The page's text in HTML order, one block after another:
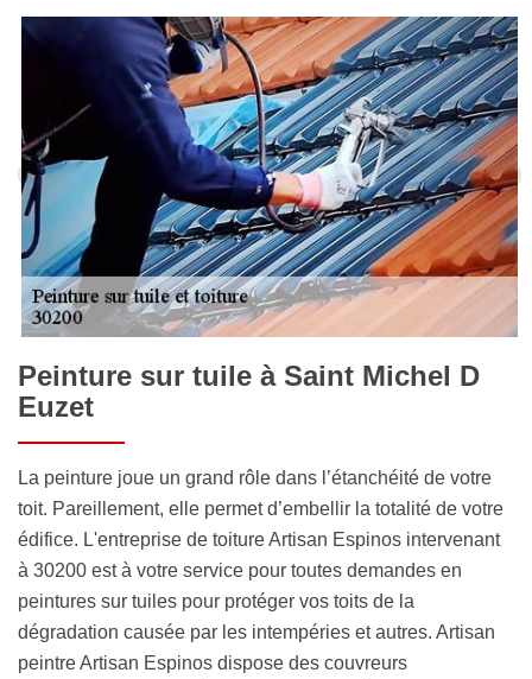
Peinture sur tuile à Saint Michel D
Euzet
La peinture joue un grand rôle dans l’étanchéité de votre
toit. Pareillement, elle permet d’embellir la totalité de votre
édifice. L'entreprise de toiture Artisan Espinos intervenant
à 30200 est à votre service pour toutes demandes en
peintures sur tuiles pour protéger vos toits de la
dégradation causée par les intempéries et autres. Artisan
peintre Artisan Espinos dispose des couvreurs